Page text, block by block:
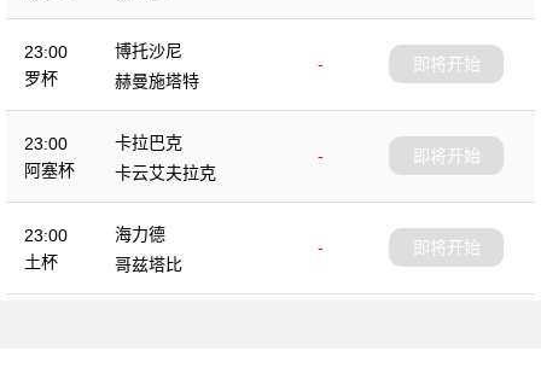
23:00
罗杯
博托沙尼
-
赫曼施塔特
即将开始
23:00
阿塞杯
卡拉巴克
-
卡云艾夫拉克
即将开始
23:00
土杯
海力德
-
哥兹塔比
即将开始